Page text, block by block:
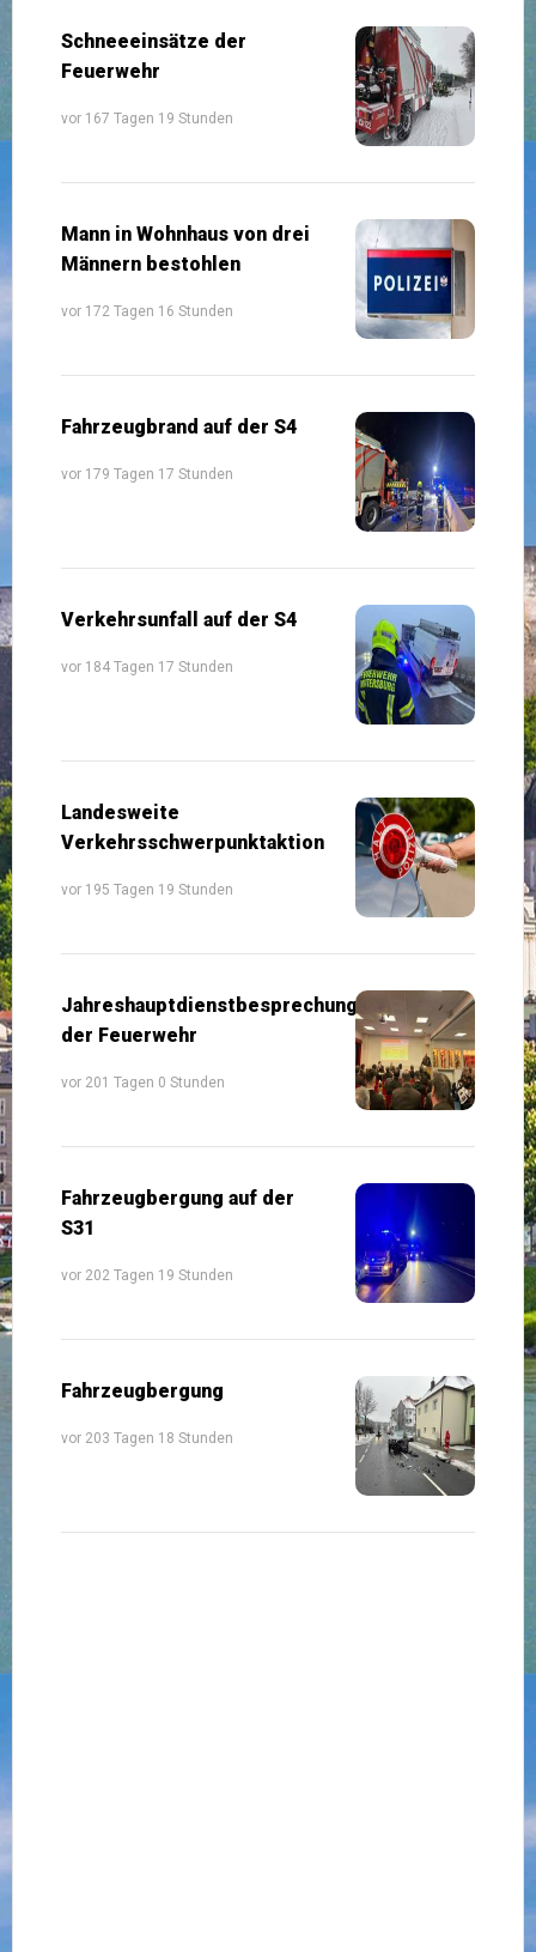
Schneeeinsätze der
Feuerwehr
vor 167 Tagen 19 Stunden
Mann in Wohnhaus von drei
Männern bestohlen
vor 172 Tagen 16 Stunden
Fahrzeugbrand auf der S4
vor 179 Tagen 17 Stunden
Verkehrsunfall auf der S4
vor 184 Tagen 17 Stunden
Landesweite
Verkehrsschwerpunktaktion
vor 195 Tagen 19 Stunden
Jahreshauptdienstbesprechung
der Feuerwehr
vor 201 Tagen 0 Stunden
Fahrzeugbergung auf der
S31
vor 202 Tagen 19 Stunden
Fahrzeugbergung
vor 203 Tagen 18 Stunden